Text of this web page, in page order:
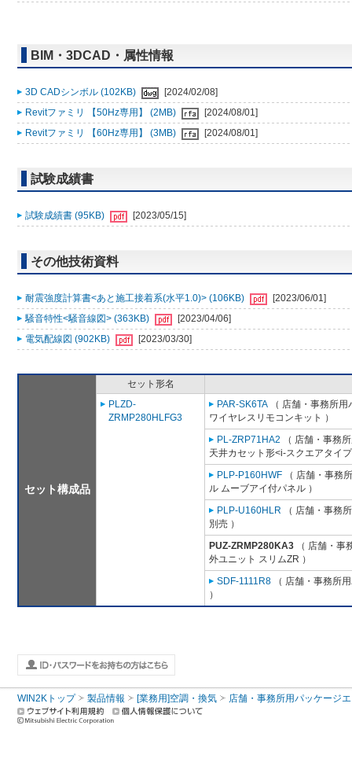
BIM・3DCAD・属性情報
3D CADシンボル (102KB)
[2024/02/08]
Revitファミリ 【50Hz専用】 (2MB)
[2024/08/01]
Revitファミリ 【60Hz専用】 (3MB)
[2024/08/01]
試験成績書
試験成績書 (95KB) [2023/05/15]
その他技術資料
耐震強度計算書<あと施工接着系(水平1.0)> (106KB)
[2023/06/01]
騒音特性<騒音線図> (363KB)
[2023/04/06]
電気配線図 (902KB)
[2023/03/30]
セット構成品
セット形名
PLZD-
ZRMP280HLFG3
PAR-SK6TA （ 店舗・事務所
ワイヤレスリモコンキット ）
PL-ZRP71HA2 （ 店舗・事務
天井カセット形<i-スクエアタイ
PLP-P160HWF （ 店舗・事務
ル ムーブアイ付パネル ）
PLP-U160HLR （ 店舗・事務
別売 ）
PUZ-ZRMP280KA3 （ 店舗・事
外ユニット スリムZR ）
SDF-1111R8 （ 店舗・事務所
）
WIN2Kトップ 製品情報 [業務用]空調・換気 店舗・事務所用パッケージ